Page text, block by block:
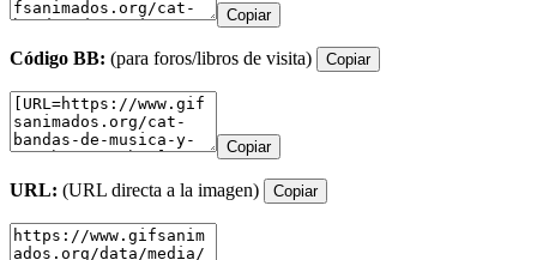
Copiar
Código BB: (para foros/libros de visita) Copiar
Copiar
URL: (URL directa a la imagen) Copiar